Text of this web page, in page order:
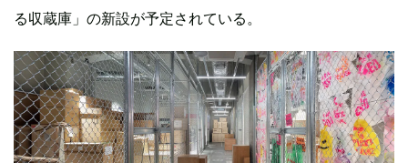
る収蔵庫」の新設が予定されている。